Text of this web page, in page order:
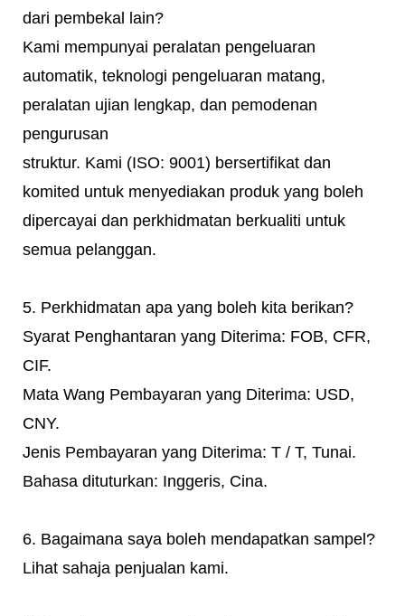
dari pembekal lain?
Kami mempunyai peralatan pengeluaran
automatik, teknologi pengeluaran matang,
peralatan ujian lengkap, dan pemodenan
pengurusan
struktur. Kami (ISO: 9001) bersertifikat dan
komited untuk menyediakan produk yang boleh
dipercayai dan perkhidmatan berkualiti untuk
semua pelanggan.
5. Perkhidmatan apa yang boleh kita berikan?
Syarat Penghantaran yang Diterima: FOB, CFR,
CIF.
Mata Wang Pembayaran yang Diterima: USD,
CNY.
Jenis Pembayaran yang Diterima: T / T, Tunai.
Bahasa dituturkan: Inggeris, Cina.
6. Bagaimana saya boleh mendapatkan sampel?
Lihat sahaja penjualan kami.